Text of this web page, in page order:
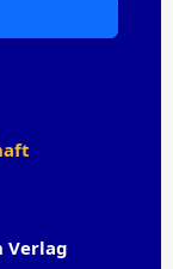
Verlag